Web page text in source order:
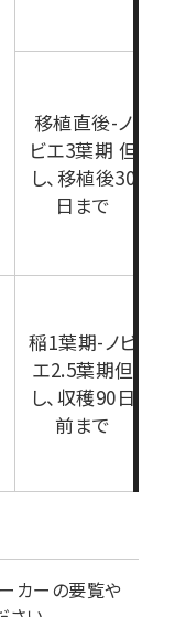
移植直後-ノ
ビエ3葉期 但
し、移植後30
日まで
稲1葉期-ノビ
エ2.5葉期但
し、収穫90日
前まで
カーの要覧や